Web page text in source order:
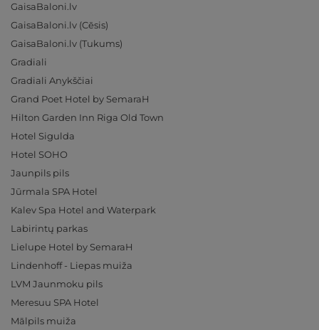
GaisaBaloni.lv
GaisaBaloni.lv (Cēsis)
GaisaBaloni.lv (Tukums)
Gradiali
Gradiali Anykščiai
Grand Poet Hotel by SemaraH
Hilton Garden Inn Riga Old Town
Hotel Sigulda
Hotel SOHO
Jaunpils pils
Jūrmala SPA Hotel
Kalev Spa Hotel and Waterpark
Labirintų parkas
Lielupe Hotel by SemaraH
Lindenhoff - Liepas muiža
LVM Jaunmoku pils
Meresuu SPA Hotel
Mālpils muiža